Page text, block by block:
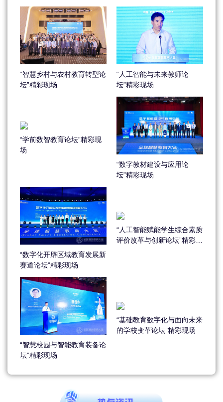
“智慧乡村与农村教育转型论
坛”精彩现场
“人工智能与未来教师论
坛”精彩现场
“学前数智教育论坛”精彩现
场
“数字教材建设与应用论
坛”精彩现场
“数字化开辟区域教育发展新
赛道论坛”精彩现场
“人工智能赋能学生综合素质
评价改革与创新论坛”精彩现
“智慧校园与智能教育装备论
坛”精彩现场
“基础教育数字化与面向未来
的学校变革论坛”精彩现场